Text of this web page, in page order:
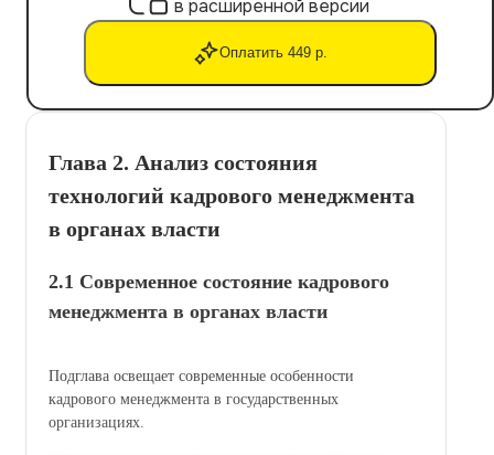
в расширенной версии
Оплатить 449 р.
Глава 2. Анализ состояния
технологий кадрового менеджмента
в органах власти
2.1 Современное состояние кадрового
менеджмента в органах власти
Подглавa освещает современные особенности
кадрового менеджмента в государственных
организациях.